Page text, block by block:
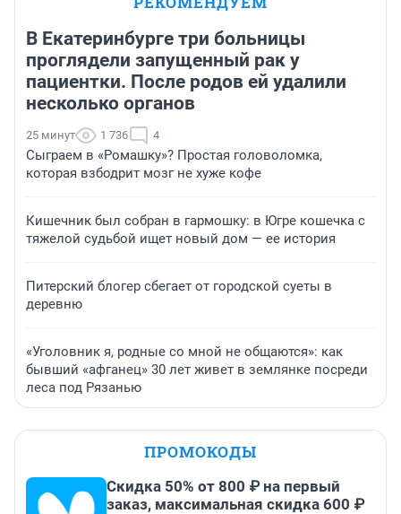
В Екатеринбурге три больницы
проглядели запущенный рак у
пациентки. После родов ей удалили
несколько органов
25 минут 1 736 4
Сыграем в «Ромашку»? Простая головоломка,
которая взбодрит мозг не хуже кофе
Кишечник был собран в гармошку: в Югре кошечка с
тяжелой судьбой ищет новый дом — ее история
Питерский блогер сбегает от городской суеты в
деревню
«Уголовник я, родные со мной не общаются»: как
бывший «афганец» 30 лет живет в землянке посреди
леса под Рязанью
ПРОМОКОДЫ
Скидка 50% от 800 ₽ на первый
заказ, максимальная скидка 600 ₽